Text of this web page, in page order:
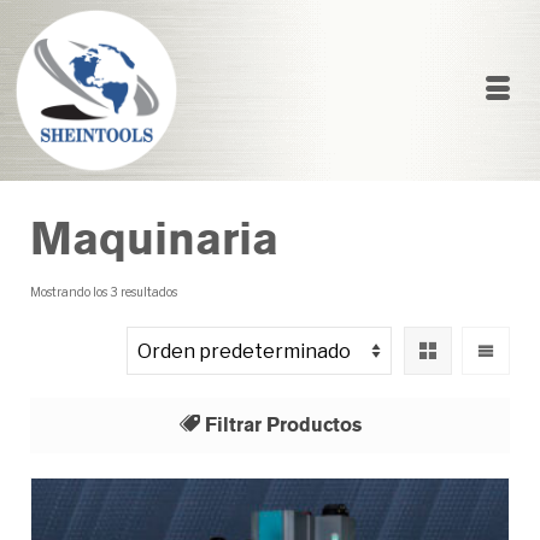
Maquinaria
Mostrando los 3 resultados
Filtrar Productos
Todo
Afiladora